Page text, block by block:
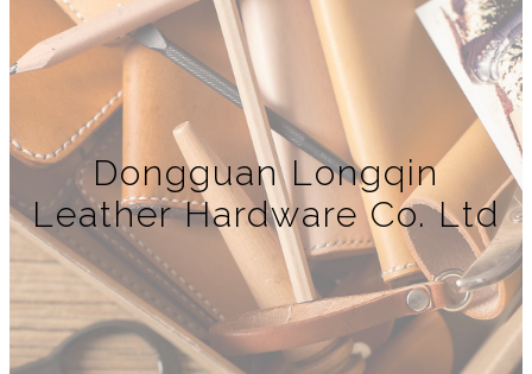
Dongguan Longqin
Leather Hardware Co. Ltd